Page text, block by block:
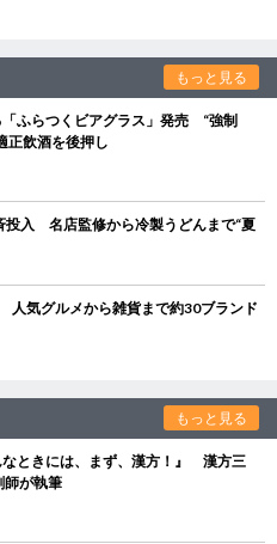
もっと見る
ふらつくビアグラス」発売 “強制
正飲酒を後押し
投入 名店監修から冷製うどんまで“夏
気グルメから雑貨まで約30ブランド
もっと見る
なときには、まず、漢方！』 漢方三
師が執筆